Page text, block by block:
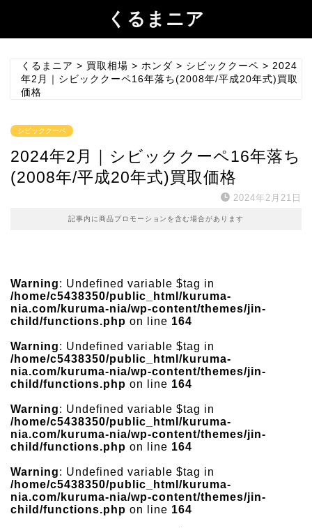
くるまニア
くるまニア > 買取相場 > ホンダ > シビッククーペ > 2024
年2月｜シビッククーペ16年落ち(2008年/平成20年式)買取
価格
シビッククーペ
2024年2月｜シビッククーペ16年落ち
(2008年/平成20年式)買取価格
2024年2月21日
記事内に商品プロモーションを含む場合があります
Warning: Undefined variable $tag in
/home/c5438350/public_html/kuruma-
nia.com/kuruma-nia/wp-content/themes/jin-
child/functions.php on line 164
Warning: Undefined variable $tag in
/home/c5438350/public_html/kuruma-
nia.com/kuruma-nia/wp-content/themes/jin-
child/functions.php on line 164
Warning: Undefined variable $tag in
/home/c5438350/public_html/kuruma-
nia.com/kuruma-nia/wp-content/themes/jin-
child/functions.php on line 164
Warning: Undefined variable $tag in
/home/c5438350/public_html/kuruma-
nia.com/kuruma-nia/wp-content/themes/jin-
child/functions.php on line 164